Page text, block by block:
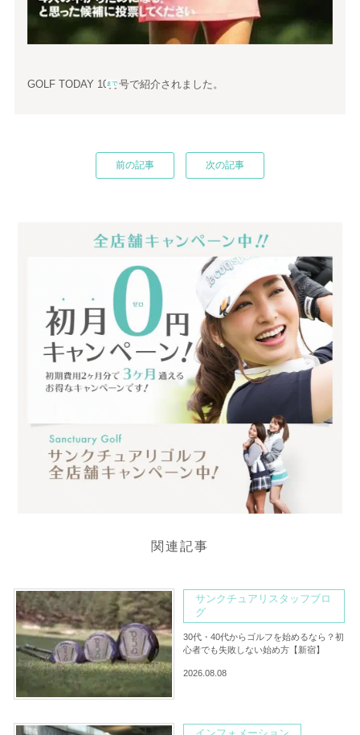
GOLF TODAY 10月号で紹介されました。
前の記事 次の記事
まで
関連記事
サンクチュアリスタッフブロ
グ
30代・40代からゴルフを始めるなら？初
心者でも失敗しない始め方【新宿】
2026.08.08